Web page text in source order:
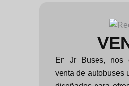
En Jr Buses, nos
venta de autobuses